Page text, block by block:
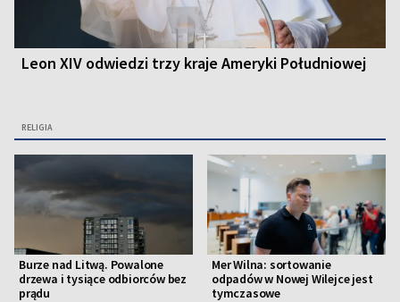
Leon XIV odwiedzi trzy kraje Ameryki Południowej
RELIGIA
Burze nad Litwą. Powalone
drzewa i tysiące odbiorców bez
prądu
Mer Wilna: sortowanie
odpadów w Nowej Wilejce jest
tymczasowe